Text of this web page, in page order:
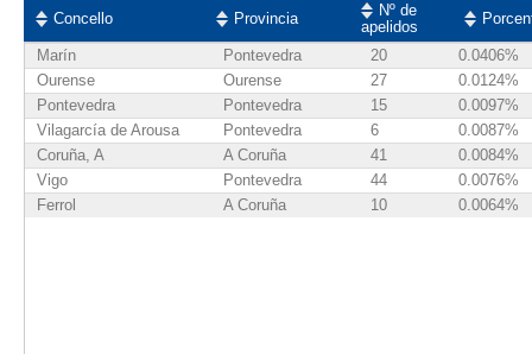
Concello Provincia
Nº de
apelidos
Marín Pontevedra 20
0.0406%
Ourense
Ourense 27
0.0124%
Pontevedra
Pontevedra 15
0.0097%
Vilagarcía de Arousa
Pontevedra 6
0.0087%
Coruña, A
A Coruña 41
0.0084%
Vigo
Pontevedra 44
0.0076%
Ferrol
A Coruña 10 0.0064%